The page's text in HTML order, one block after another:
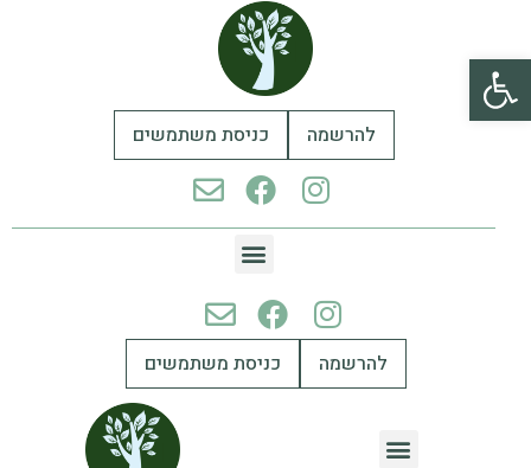
פתח סרגל נגישות
להרשמה כניסת משתמשים
להרשמה כניסת משתמשים